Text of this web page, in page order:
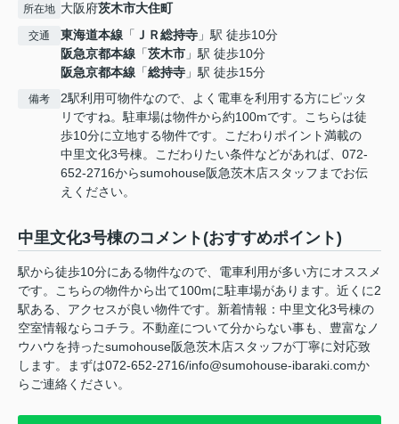
所在地 大阪府茨木市大住町
交通 東海道本線 「 ＪＲ総持寺 」駅 徒歩10分
阪急京都本線 「茨木市 」駅 徒歩10分
阪急京都本線 「総持寺 」駅 徒歩15分
備考
2駅利用可物件なので、よく電車を利用する方にピッタ
リですね。駐車場は物件から約100mです。こちらは徒
歩10分に立地する物件です。こだわりポイント満載の
中里文化3号棟。こだわりたい条件などがあれば、072-
652-2716からsumohouse阪急茨木店スタッフまでお伝
えください。
中里文化3号棟のコメント(おすすめポイント)
駅から徒歩10分にある物件なので、電車利用が多い方にオススメ
です。こちらの物件から出て100mに駐車場があります。近くに2
駅ある、アクセスが良い物件です。新着情報：中里文化3号棟の
空室情報ならコチラ。不動産について分からない事も、豊富なノ
ウハウを持ったsumohouse阪急茨木店スタッフが丁寧に対応致
します。まずは072-652-2716/info@sumohouse-ibaraki.comか
らご連絡ください。